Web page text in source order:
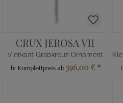
CRUX JEROSA VII
Vierkant Grabkreuz Ornament
Ihr Komplettpreis ab 396,00 € *